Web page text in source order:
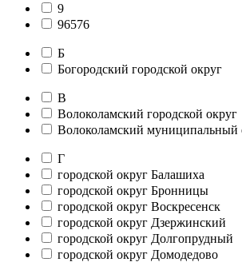
9
96576
Б
Богородский городской округ
В
Волоколамский городской округ
Волоколамский муниципальный
Г
городской округ Балашиха
городской округ Бронницы
городской округ Воскресенск
городской округ Дзержинский
городской округ Долгопрудный
городской округ Домодедово